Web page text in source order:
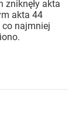
zniknęły akta
akta 44
najmniej